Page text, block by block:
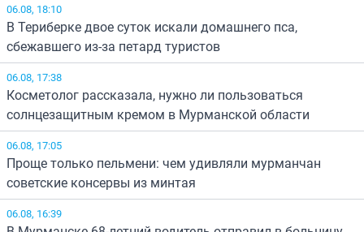
06.08, 18:10
В Териберке двое суток искали домашнего пса,
сбежавшего из-за петард туристов
06.08, 17:38
Косметолог рассказала, нужно ли пользоваться
солнцезащитным кремом в Мурманской области
06.08, 17:05
Проще только пельмени: чем удивляли мурманчан
советские консервы из минтая
06.08, 16:39